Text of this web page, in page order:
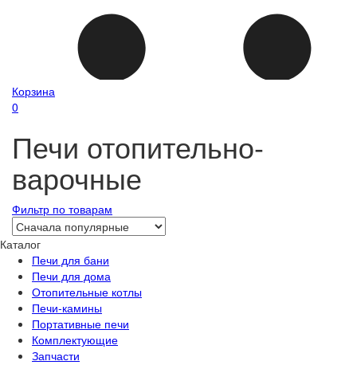
Корзина
0
Печи отопительно-
варочные
Фильтр по товарам
Каталог
Печи для бани
Печи для дома
Отопительные котлы
Печи-камины
Портативные печи
Комплектующие
Запчасти